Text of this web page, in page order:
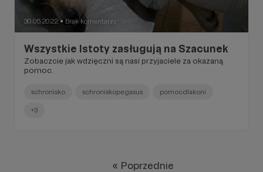
30.05.2022 ● Brak komentarzy
Wszystkie Istoty zasługują na Szacunek
Zobaczcie jak wdzięczni są nasi przyjaciele za okazaną
pomoc.
schronisko schroniskopegasus pomocdlakoni
+3
« Poprzednie